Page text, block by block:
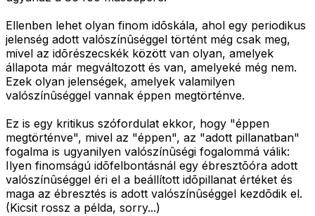
Ellenben lehet olyan finom idõskála, ahol egy periodikus
jelenség adott valószínûséggel történt még csak meg,
mivel az idõrészecskék között van olyan, amelyek
állapota már megváltozott és van, amelyeké még nem.
Ezek olyan jelenségek, amelyek valamilyen
valószínûséggel vannak éppen megtörténve.
Ez is egy kritikus szófordulat ekkor, hogy "éppen
megtörténve", mivel az "éppen", az "adott pillanatban"
fogalma is ugyanilyen valószínûségi fogalommá válik:
Ilyen finomságú idõfelbontásnál egy ébresztõóra adott
valószínûséggel éri el a beállított idõpillanat értéket és
maga az ébresztés is adott valószínûséggel kezdõdik el.
(Kicsit rossz a példa, sorry...)